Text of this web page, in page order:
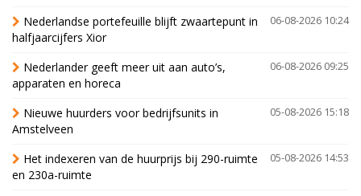
06-08-2026 10:24
Nederlandse portefeuille blijft zwaartepunt in
halfjaarcijfers Xior
06-08-2026 09:25
Nederlander geeft meer uit aan auto’s,
apparaten en horeca
05-08-2026 15:18
Nieuwe huurders voor bedrijfsunits in
Amstelveen
05-08-2026 14:53
Het indexeren van de huurprijs bij 290-ruimte
en 230a-ruimte